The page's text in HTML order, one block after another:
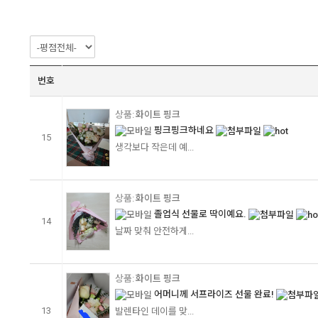
번호
15
화이트 핑크
핑크핑크하네요
생각보다 작은데 예...
14
화이트 핑크
졸업식 선물로 딱이예요.
날짜 맞춰 안전하게...
13
화이트 핑크
어머니께 서프라이즈 선물 완료!
발렌타인 데이를 맞...